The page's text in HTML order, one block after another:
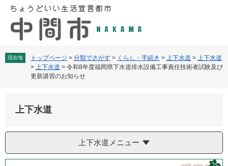
現在地 トップページ > 分類でさがす > くらし・手続き > 上下水道 > 上下水道
> 上下水道 > 令和8年度福岡県下水道排水設備工事責任技術者試験及び
更新講習のお知らせ
上下水道
上下水道メニュー